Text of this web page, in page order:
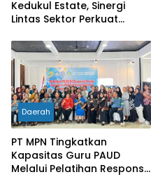
Kedukul Estate, Sinergi
Lintas Sektor Perkuat
Mukok
Daerah
PT MPN Tingkatkan
Kapasitas Guru PAUD
Melalui Pelatihan Responsif